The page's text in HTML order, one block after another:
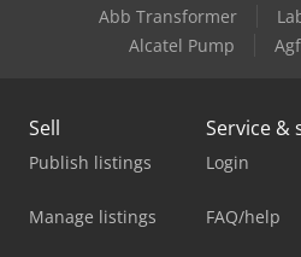
Abb Transformer
Alcatel Pump
Sell
Publish listings
Manage listings
Service &
Login
FAQ/help